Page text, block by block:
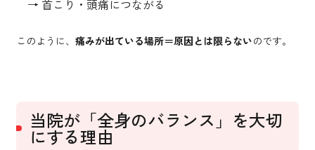
→ 首こり・頭痛につながる
このように、 痛みが出ている場所＝原因とは限らないのです。
当院が「全身のバランス」を大切
にする理由